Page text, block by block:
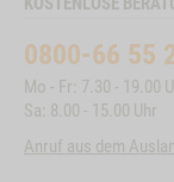
0800-66 55
Mo - Fr: 7.30 - 19.00
Sa: 8.00 - 15.00 Uhr
Anruf aus dem